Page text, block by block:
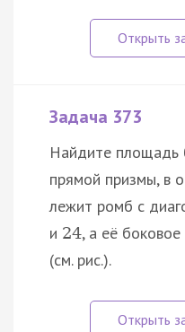
Задача 373
Найдите площадь
прямой призмы, в
лежит ромб с
и 24, а её
(см. рис.).